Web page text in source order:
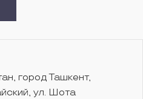
город Ташкент,
ул. Шота